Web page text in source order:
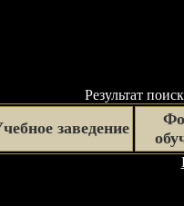
Результат
заведение